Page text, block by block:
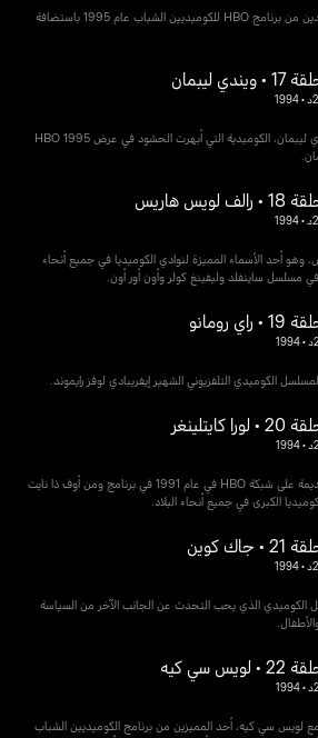
الكوميديان ديف أتيل هو أحد الصاعدين من برنامج HBO للكوميديين الشباب عام 1995 باستضافة
• ويندي ليبمان
•
1994
عرض كوميدي على الواقف مع ويندي ليبمان، الكوميدية التي أبهرت الحشود في عرض HBO 1995
• رالف لويس هاريس
•
1994
أحد الأسماء المميزة لنوادي الكوميديا في جميع أنحاء
مسلسل ساينفلد وليفينغ كولر وأون أور أون.
• راي رومانو
•
1994
الكوميدي التلفزيوني الشهير إيفريبادي لوفز رايموند.
• لورا كايتلينغر
•
1994
عرض كوميدي مع لورا كايتلينغر، القديمة على شبكة HBO في عام 1991 في برنامج ومن أوف ذا نايت
• جاك كوين
•
1994
الذي يحب التحدث عن الجانب الآخر من السياسة
• لويس سي كيه
•
1994
سي كيه، أحد المميزين من برنامج الكوميديين الشباب